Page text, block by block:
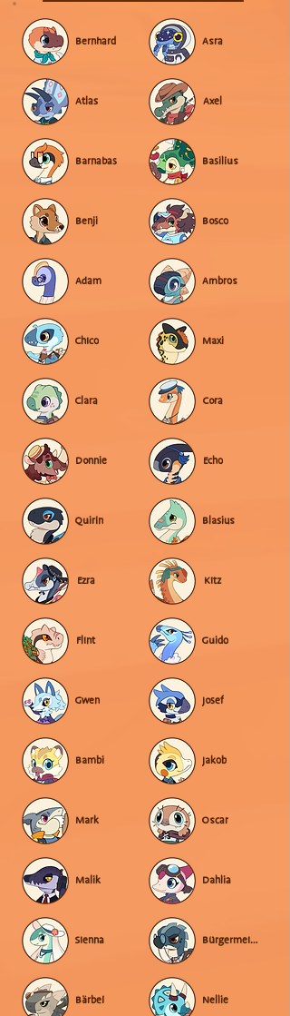
Bernhard
Atlas
Barnabas
Benji
Adam
Chico
Clara
Donnie
Quirin
Ezra
Flint
Gwen
Bambi
Mark
Malik
Sienna
Bärbel
Asra
Axel
Basilius
Bosco
Ambros
Maxi
Cora
Echo
Blasius
Kitz
Guido
Josef
Jakob
Oscar
Dahlia
Bürgermeister
Nellie